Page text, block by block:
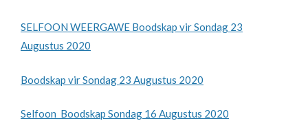
SELFOON WEERGAWE Boodskap vir Sondag 23
Augustus 2020
Boodskap vir Sondag 23 Augustus 2020
Selfoon_Boodskap Sondag 16 Augustus 2020